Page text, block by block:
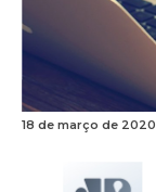
18 de março de 2020